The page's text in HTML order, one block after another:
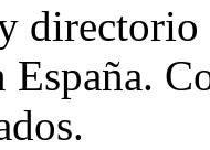
directorio
España.